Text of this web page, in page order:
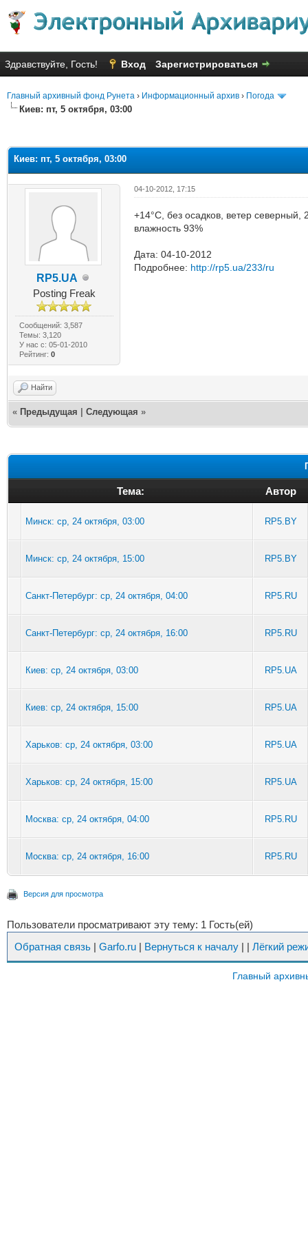
Здравствуйте, Гость! Вход Зарегистрироваться
Главный архивный фонд Рунета › Информационный архив › Погода
Киев: пт, 5 октября, 03:00
Киев: пт, 5 октября, 03:00
RP5.UA
Posting Freak
Сообщений: 3,587
Темы: 3,120
У нас с: 05-01-2010
Рейтинг: 0
04-10-2012, 17:15
+14°C, без осадков, ветер
влажность 93%
Дата: 04-10-2012
Подробнее: http://rp5.ua/233/ru
Найти
« Предыдущая Следующая »
Тема: Автор
Минск: ср, 24 октября, 03:00 RP5.BY
Минск: ср, 24 октября, 15:00 RP5.BY
Санкт-Петербург: ср, 24 октября, 04:00 RP5.RU
Санкт-Петербург: ср, 24 октября, 16:00 RP5.RU
Киев: ср, 24 октября, 03:00 RP5.UA
Киев: ср, 24 октября, 15:00 RP5.UA
Харьков: ср, 24 октября, 03:00 RP5.UA
Харьков: ср, 24 октября, 15:00 RP5.UA
Москва: ср, 24 октября, 04:00 RP5.RU
Москва: ср, 24 октября, 16:00 RP5.RU
Версия для просмотра
Пользователи просматривают эту тему: 1 Гость(ей)
Обратная связь | Garfo.ru | Вернуться к началу | | Лёгкий
Главный